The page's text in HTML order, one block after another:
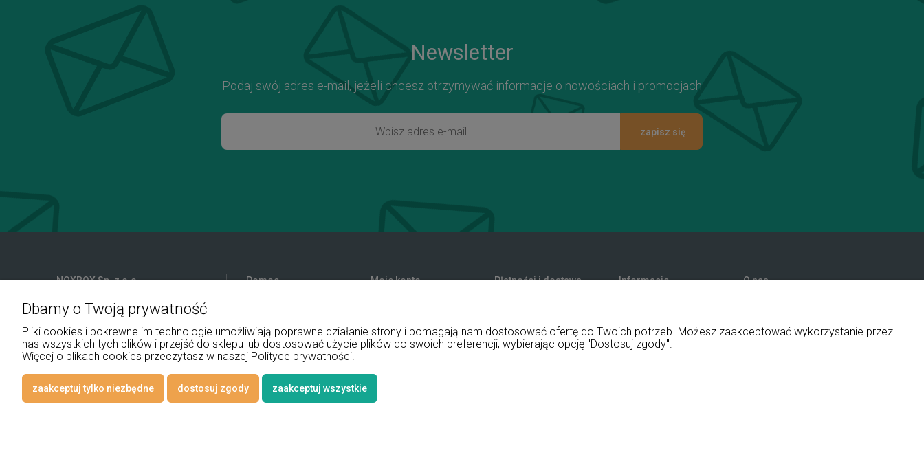
Newsletter
Podaj swój adres e-mail, jeżeli chcesz otrzymywać informacje o nowościach i promocjach
zapisz się
NOXBOX Sp. z o.o.
ul. Podhalańska 9
41-907 Bytom
+48 534 555 344
sklep@noxbox.pl
Pomoc
Pliki do pobrania
Regulamin
Moje konto
Ustawienia konta
Przechowalnia
Płatności i dostawa
Koszty dostawy
Czas realizacji zamówienia
Informacje
Polityka prywatności
O nas
Blog
Dbamy o Twoją prywatność
Pliki cookies i pokrewne im technologie umożliwiają poprawne działanie strony i pomagają nam dostosować ofertę do Twoich potrzeb. Możesz zaakceptować wykorzystanie przez
nas wszystkich tych plików i przejść do sklepu lub dostosować użycie plików do swoich preferencji, wybierając opcję "Dostosuj zgody".
Więcej o plikach cookies przeczytasz w naszej Polityce prywatności.
zaakceptuj tylko niezbędne dostosuj zgody zaakceptuj wszystkie